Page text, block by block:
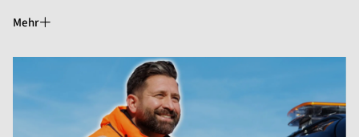
Mehr